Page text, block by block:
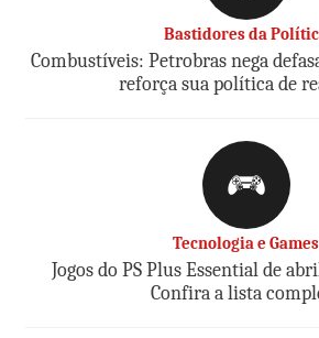
Bastidores da
Combustíveis: Petrobras nega
reforça sua política de
Tecnologia e Games
Jogos do PS Plus Essential de
Confira a lista